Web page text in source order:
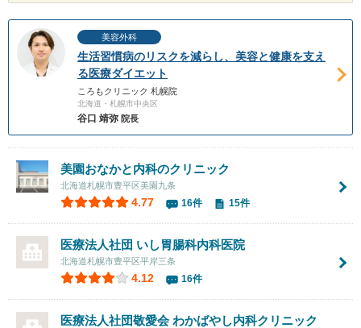
美容外科
生活習慣病のリスクを減らし、美容と健康を支え
る医療ダイエット
ころもクリニック 札幌院
北海道・札幌市中央区
谷口 靖弥 院長
美園おなかと内科のクリニック
北海道札幌市豊平区美園九条
4.77 16件 15件
医療法人社団 いし胃腸科内科医院
北海道札幌市豊平区平岸三条
4.12 16件
医療法人社団敬愛会わかばやし内科クリニック